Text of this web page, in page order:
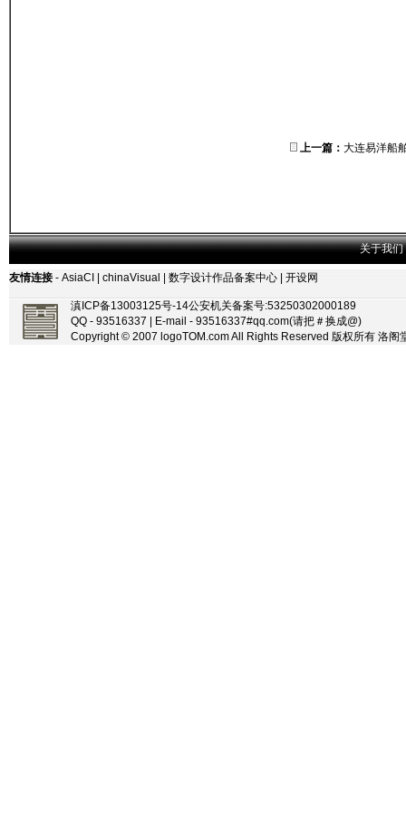
上一篇： 大连易洋船
关于我们
友情连接- AsiaCI chinaVisual 数字设计作品备案中心 开设网
滇ICP备13003125号-14公安机关备案号:53250302000189
QQ - 93516337 | E-mail - 93516337#qq.com(请把＃换成@)
Copyright © 2007 logoTOM.com All Rights Reserved 版权所有 洛阁